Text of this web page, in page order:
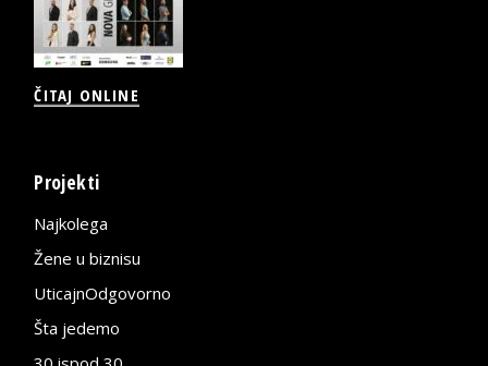
ČITAJ ONLINE
Projekti
Najkolega
Žene u biznisu
UticajnOdgovorno
Šta jedemo